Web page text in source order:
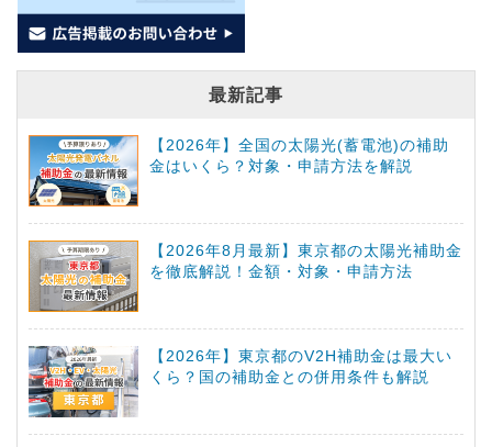
最新記事
【2026年】全国の太陽光(蓄電池)の補助
金はいくら？対象・申請方法を解説
【2026年8月最新】東京都の太陽光補助金
を徹底解説！金額・対象・申請方法
【2026年】東京都のV2H補助金は最大い
くら？国の補助金との併用条件も解説